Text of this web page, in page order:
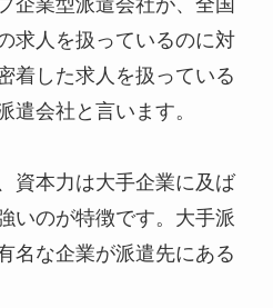
企業型派遣会社が、全国
求人を扱っているのに対
着した求人を扱っている
遣会社と言います。
資本力は大手企業に及ば
いのが特徴です。大手派
名な企業が派遣先にある